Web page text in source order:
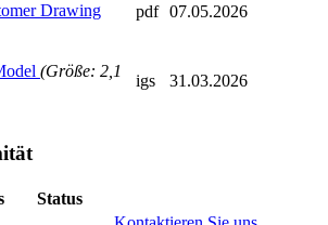
Drawing
pdf 07.05.2026
(Größe: 2,1
igs 31.03.2026
Status